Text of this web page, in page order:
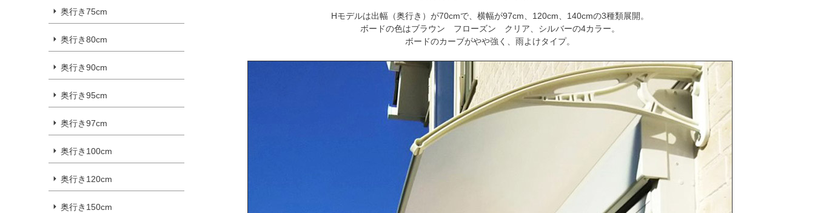
奥行き75cm
奥行き80cm
奥行き90cm
奥行き95cm
奥行き97cm
奥行き100cm
奥行き120cm
奥行き150cm
Hモデルは出幅（奥行き）が70cmで、横幅が97cm、120cm、140cmの3種類展開。
ボードの色はブラウン フローズン クリア、シルバーの4カラー。
ボードのカーブがやや強く、雨よけタイプ。